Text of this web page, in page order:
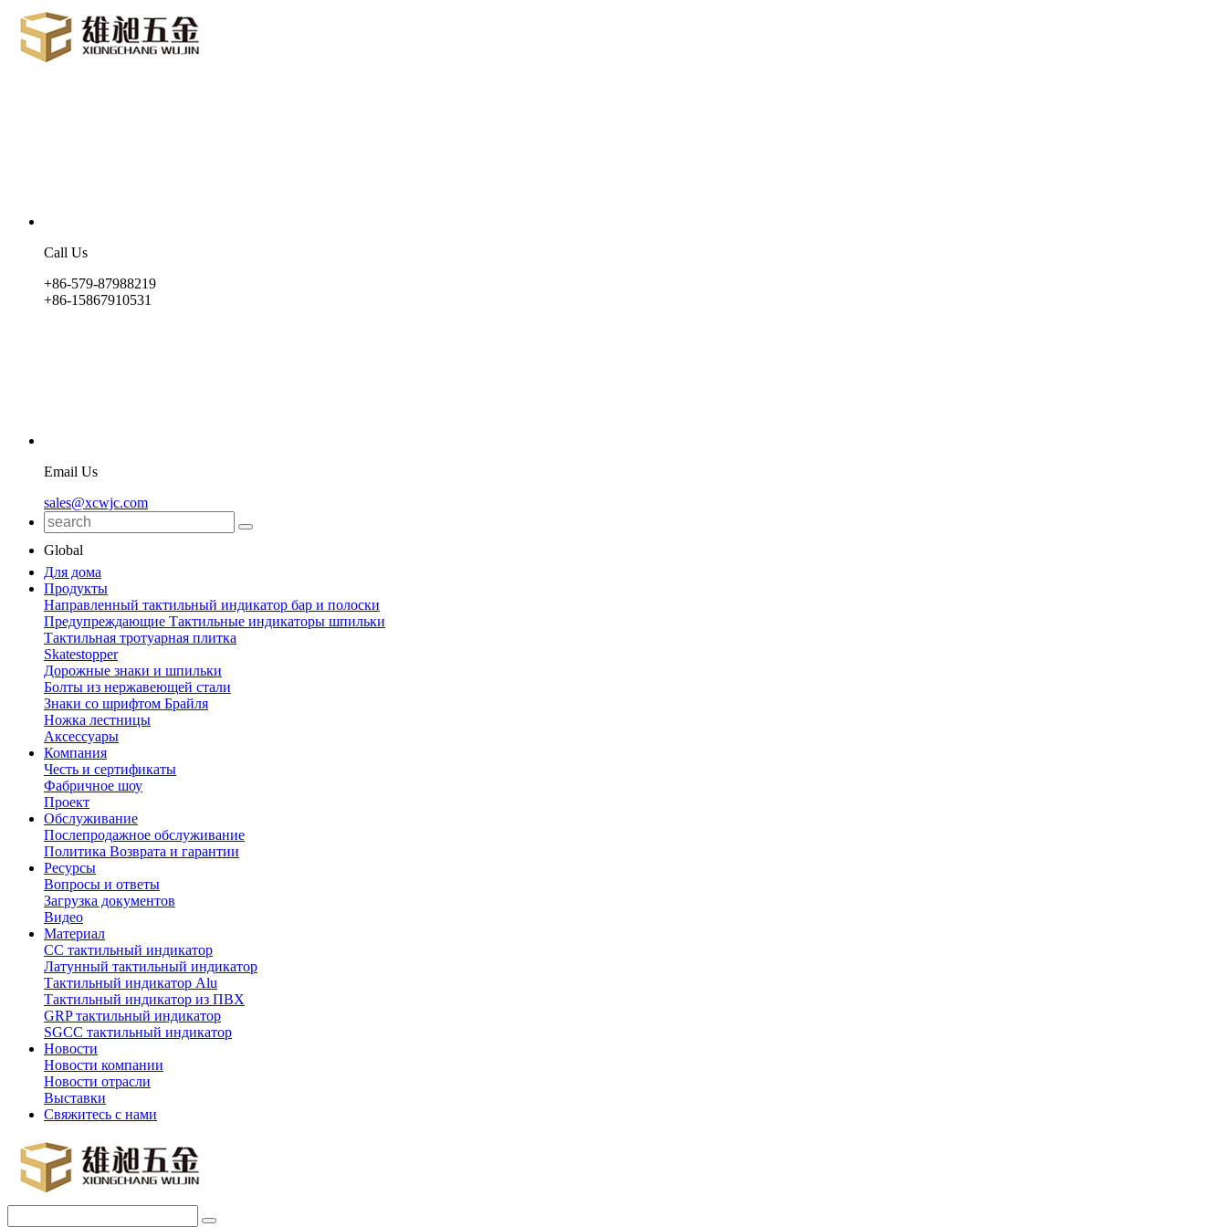
Call Us
+86-579-87988219
+86-15867910531
Email Us
sales@xcwjc.com
Global
Для дома
Продукты
Направленный тактильный индикатор бар и полоски
Предупреждающие Тактильные индикаторы шпильки
Тактильная тротуарная плитка
Skatestopper
Дорожные знаки и шпильки
Болты из нержавеющей стали
Знаки со шрифтом Брайля
Ножка лестницы
Аксессуары
Компания
Честь и сертификаты
Фабричное шоу
Проект
Обслуживание
Послепродажное обслуживание
Политика Возврата и гарантии
Ресурсы
Вопросы и ответы
Загрузка документов
Видео
Материал
СС тактильный индикатор
Латунный тактильный индикатор
Тактильный индикатор Alu
Тактильный индикатор из ПВХ
GRP тактильный индикатор
SGCC тактильный индикатор
Новости
Новости компании
Новости отрасли
Выставки
Свяжитесь с нами